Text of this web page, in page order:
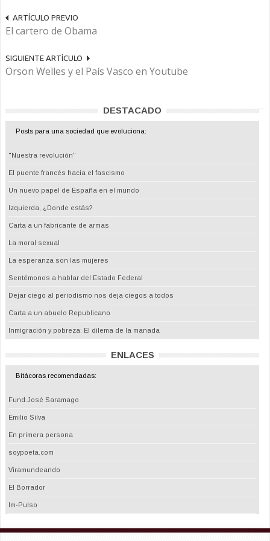
ARTÍCULO PREVIO
El cartero de Obama
SIGUIENTE ARTÍCULO
Orson Welles y el País Vasco en Youtube
DESTACADO
Posts para una sociedad que evoluciona:
"Nuestra revolución"
El puente francés hacia el fascismo
Un nuevo papel de España en el mundo
Izquierda, ¿Donde estás?
Carta a un fabricante de armas
La moral sexual
La esperanza son las mujeres
Sentémonos a hablar del Estado Federal
Dejar ciego al periodismo nos deja ciegos a todos
Carta a un abuelo Republicano
Inmigración y pobreza: El dilema de la manada
ENLACES
Bitácoras recomendadas:
Fund.José Saramago
Emilio Silva
En primera persona
soypoeta.com
Viramundeando
El Borrador
Im-Pulso